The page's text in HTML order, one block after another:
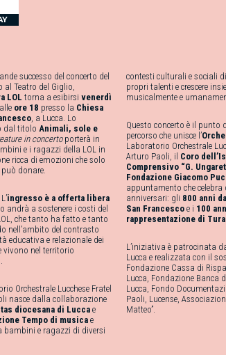
successo del concerto del
al Teatro del Giglio,
LOL torna a esibirsi venerdì
alle ore 18 presso la Chiesa
, a Lucca. Lo
dal titolo Animali, sole e
in concerto porterà in
e i ragazzi della LOL in
ricca di emozioni che solo
donare.
ingresso è a offerta libera
andrà a sostenere i costi del
che tanto ha fatto e tanto
nell’ambito del contrasto
educativa e relazionale dei
vivono nel territorio
Orchestrale Lucchese Fratel
nasce dalla collaborazione
diocesana di Lucca e
Tempo di musicae
bambini e ragazzi di diversi
contesti culturali e sociali
propri talenti e crescere
musicalmente e
Questo concerto è il punto
percorso che unisce l’
Laboratorio Orchestrale
Arturo Paoli, il Coro
Comprensivo “G.
Fondazione Giacomo
appuntamento che celebra
anniversari: gli 800 anni
San Francesco e i 100
rappresentazione di
L’iniziativa è patrocinata
Lucca e realizzata con il
Fondazione Cassa di
Lucca, Fondazione Banca
Lucca, Fondo
Paoli, Lucense,
Matteo”.